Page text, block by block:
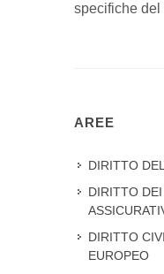
specifiche del
AREE
DIRITTO
DIRITTO
DIRITTO
EUROPEO